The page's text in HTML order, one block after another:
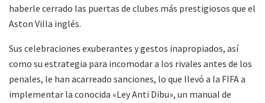
haberle cerrado las puertas de clubes más prestigiosos que el
Aston Villa inglés.
Sus celebraciones exuberantes y gestos inapropiados, así
como su estrategia para incomodar a los rivales antes de los
penales, le han acarreado sanciones, lo que llevó a la FIFA a
implementar la conocida «Ley Anti Dibu», un manual de